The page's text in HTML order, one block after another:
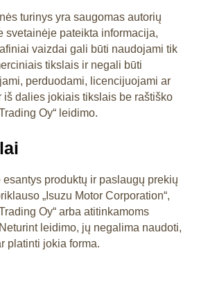
turinys yra saugomas autorių
svetainėje pateikta informacija,
vaizdai gali būti naudojami tik
tikslais ir negali būti
perduodami, licencijuojami ar
dalies jokiais tikslais be raštiško
Oy“ leidimo.
produktų ir paslaugų prekių
„Isuzu Motor Corporation“,
Oy“ arba atitinkamoms
leidimo, jų negalima naudoti,
platinti jokia forma.